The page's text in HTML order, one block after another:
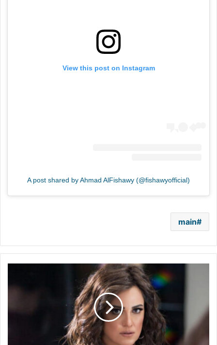
View this post on Instagram
A post shared by Ahmad AlFishawy (@fishawyofficial)
main
الغفور
تحسم
الجدل